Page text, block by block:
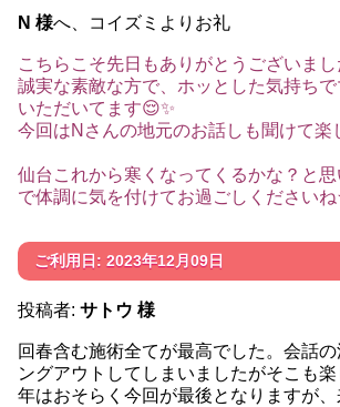
N 様へ、コイズミよりお礼
こちらこそ先日もありがとうございまし
誠実な素敵な方で、ホッとした気持ち
いただいてます😌✨
今回はNさんの地元のお話しも聞けて
仙台これから寒くなってくるかな？と思
で体調に気を付けてお過ごしください
ご利用日: 2023年12月09日
投稿者: サトウ 様
回春含む施術全てが最高でした。会話の
ングアウトしてしまいましたがそこも
年はおそらく今回が最後となりますが